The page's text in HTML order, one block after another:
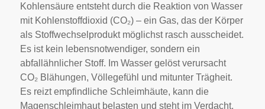
Kohlensäure entsteht durch die Reaktion von Wasser
mit Kohlenstoffdioxid (CO₂) – ein Gas, das der Körper
als Stoffwechselprodukt möglichst rasch ausscheidet.
Es ist kein lebensnotwendiger, sondern ein
abfallähnlicher Stoff. Im Wasser gelöst verursacht
CO₂ Blähungen, Völlegefühl und mitunter Trägheit.
Es reizt empfindliche Schleimhäute, kann die
Magenschleimhaut belasten und steht im Verdacht,